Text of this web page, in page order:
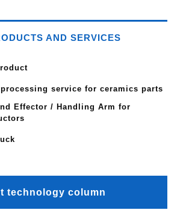
AND SERVICES
service for ceramics parts
Effector / Handling Arm for
technology column